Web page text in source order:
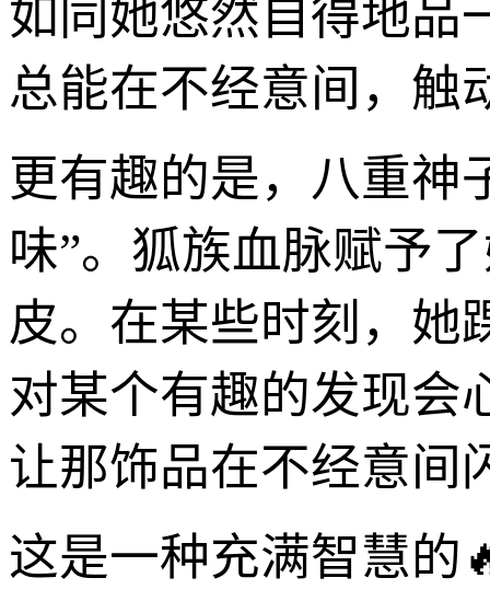
如同她悠然自得地品
总能在不经意间，触
更有趣的是，八重神
味”。狐族血脉赋予
皮。在某些时刻，她
对某个有趣的发现会
让那饰品在不经意间
这是一种充满智慧的